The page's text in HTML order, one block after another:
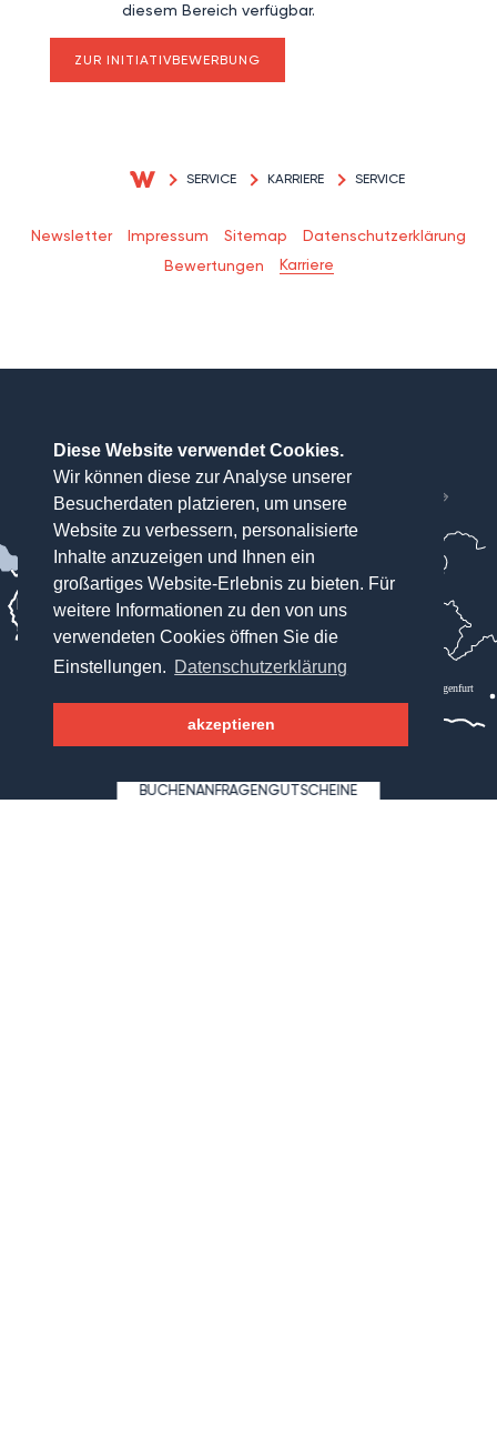
Diese Website verwendet Cookies.
Wir können diese zur Analyse unserer
Besucherdaten platzieren, um unsere
Website zu verbessern, personalisierte
Inhalte anzuzeigen und Ihnen ein
großartiges Website-Erlebnis zu bieten. Für
weitere Informationen zu den von uns
verwendeten Cookies öffnen Sie die
Einstellungen. Datenschutzerklärung
akzeptieren
BUCHENANFRAGENGUTSCHEINE
diesem Bereich verfügbar.
ZUR INITIATIVBEWERBUNG
SERVICE KARRIERE SERVICE
Newsletter Impressum Sitemap
Datenschutzerklärung
Bewertungen
Karriere
München
WAGNERHOF
Bregenz
Innsbruck
Lienz
Klagenfurt
Hotel Wagnerhof